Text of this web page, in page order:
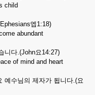
child
엡1:18)
abundant
니다.(John요14:27)
of mind and heart
예수님의 제자가 됩니다.(요